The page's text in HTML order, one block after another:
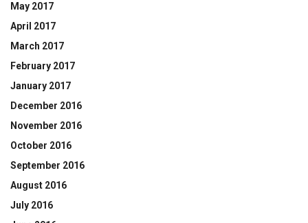
May 2017
April 2017
March 2017
February 2017
January 2017
December 2016
November 2016
October 2016
September 2016
August 2016
July 2016